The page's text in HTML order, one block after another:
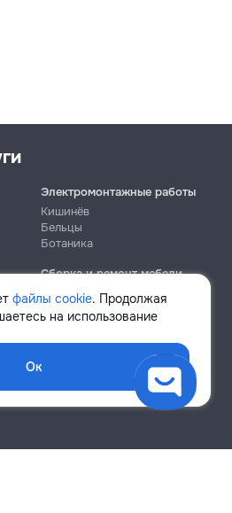
файлы cookie. Продолжая
на использование
Ок
Электромонтажные работы
Кишинёв
Бельцы
Ботаника
Сборка и ремонт мебели
Кишинёв
Ботаника